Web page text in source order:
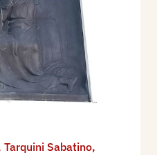
Tarquini Sabatino,